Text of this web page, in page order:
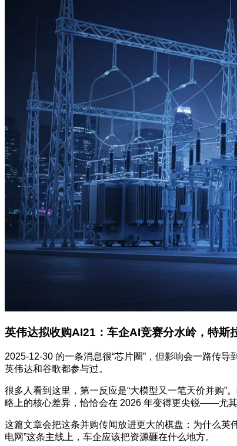
英伟达拟收购AI21：车企AI竞赛分水岭，特斯
2025-12-30 的一条消息很“芯片圈”，但影响会一路传导
英伟达和谷歌都参与过。
很多人看到这里，第一反应是“大模型又一笔天价并购”
略上的核心差异，恰恰会在 2026 年变得更尖锐——尤其
这篇文章会把这条并购传闻放进更大的棋盘：为什么英
电网”这条主线上，车企应该把资源砸在什么地方。